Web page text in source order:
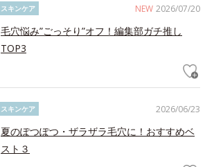
NEW 2026/07/20
スキンケア
毛穴悩み”ごっそり”オフ！編集部ガチ推し
TOP3
2026/06/23
スキンケア
夏のぽつぽつ・ザラザラ毛穴に！おすすめベ
スト３